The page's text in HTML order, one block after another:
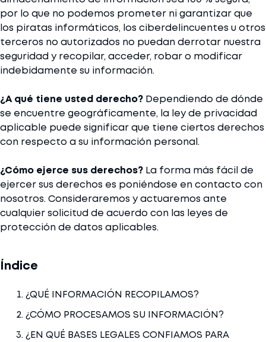
por lo que no podemos prometer ni garantizar que
los piratas informáticos, los ciberdelincuentes u otros
terceros no autorizados no puedan derrotar nuestra
seguridad y recopilar, acceder, robar o modificar
indebidamente su información.
¿A qué tiene usted derecho? Dependiendo de dónde
se encuentre geográficamente, la ley de privacidad
aplicable puede significar que tiene ciertos derechos
con respecto a su información personal.
¿Cómo ejerce sus derechos? La forma más fácil de
ejercer sus derechos es poniéndose en contacto con
nosotros. Consideraremos y actuaremos ante
cualquier solicitud de acuerdo con las leyes de
protección de datos aplicables.
Índice
¿QUÉ INFORMACIÓN RECOPILAMOS?
¿CÓMO PROCESAMOS SU INFORMACIÓN?
¿EN QUÉ BASES LEGALES CONFIAMOS PARA